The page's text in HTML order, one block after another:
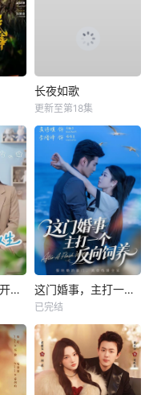
长夜如歌
更新至第18集
离婚后我带女儿开启新人生 这门婚事，主打一个反向饲养
已完结